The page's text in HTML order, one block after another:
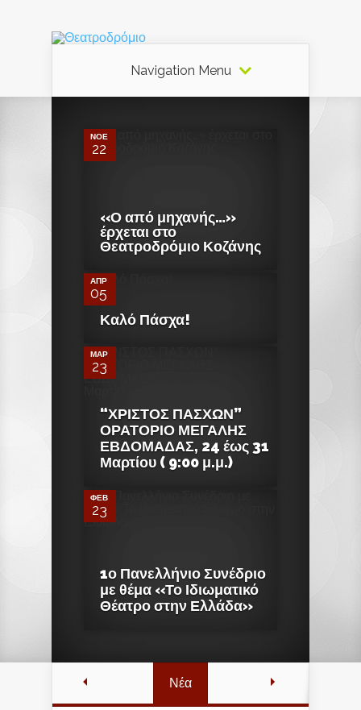
Navigation Menu
ΝΟΈ
22
«Ο από μηχανής…»
έρχεται στο
Θεατροδρόμιο Κοζάνης
ΑΠΡ
05
0
Καλό Πάσχα!
ΜΑΡ
23
0
“ΧΡΙΣΤΟΣ ΠΑΣΧΩΝ”
ΟΡΑΤΟΡΙΟ ΜΕΓΑΛΗΣ
ΕΒΔΟΜΑΔΑΣ, 24 έως 31
Μαρτίου ( 9:00 μ.μ.)
ΦΕΒ
23
0
1ο Πανελλήνιο Συνέδριο
με θέμα «Το Ιδιωματικό
Θέατρο στην Ελλάδα»
Νέα